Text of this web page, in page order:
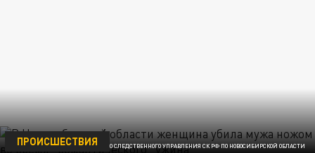
ФОТО СЛЕДСТВЕННОГО УПРАВЛЕНИЯ СК РФ ПО НОВОСИБИРСКОЙ ОБЛАСТИ
ПРОИСШЕСТВИЯ